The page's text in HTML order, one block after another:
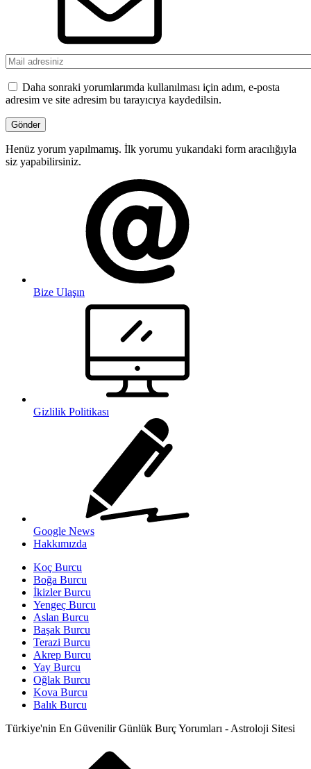
Daha sonraki yorumlarımda kullanılması için adım, e-posta
adresim ve site adresim bu tarayıcıya kaydedilsin.
Henüz yorum yapılmamış. İlk yorumu yukarıdaki form aracılığıyla
siz yapabilirsiniz.
Bize Ulaşın
Gizlilik Politikası
Google News
Hakkımızda
Koç Burcu
Boğa Burcu
İkizler Burcu
Yengeç Burcu
Aslan Burcu
Başak Burcu
Terazi Burcu
Akrep Burcu
Yay Burcu
Oğlak Burcu
Kova Burcu
Balık Burcu
Türkiye'nin En Güvenilir Günlük Burç Yorumları - Astroloji Sitesi